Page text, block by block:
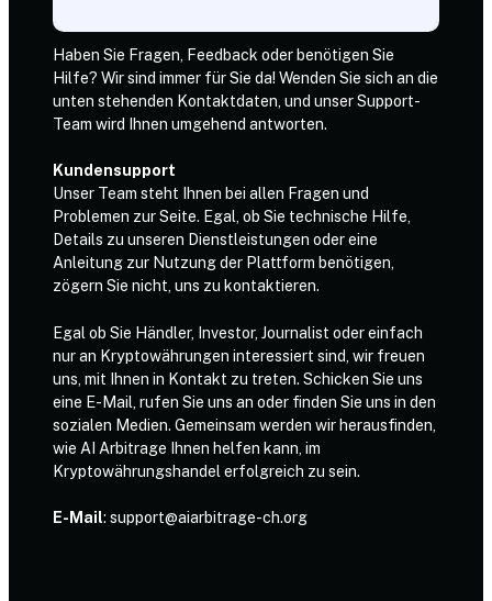
Haben Sie Fragen, Feedback oder benötigen Sie
Hilfe? Wir sind immer für Sie da! Wenden Sie sich an die
unten stehenden Kontaktdaten, und unser Support-
Team wird Ihnen umgehend antworten.
Kundensupport
Unser Team steht Ihnen bei allen Fragen und
Problemen zur Seite. Egal, ob Sie technische Hilfe,
Details zu unseren Dienstleistungen oder eine
Anleitung zur Nutzung der Plattform benötigen,
zögern Sie nicht, uns zu kontaktieren.
Egal ob Sie Händler, Investor, Journalist oder einfach
nur an Kryptowährungen interessiert sind, wir freuen
uns, mit Ihnen in Kontakt zu treten. Schicken Sie uns
eine E-Mail, rufen Sie uns an oder finden Sie uns in den
sozialen Medien. Gemeinsam werden wir herausfinden,
wie AI Arbitrage Ihnen helfen kann, im
Kryptowährungshandel erfolgreich zu sein.
E-Mail: support@aiarbitrage-ch.org